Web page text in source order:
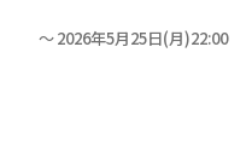
2026年5月25日(月)22:00